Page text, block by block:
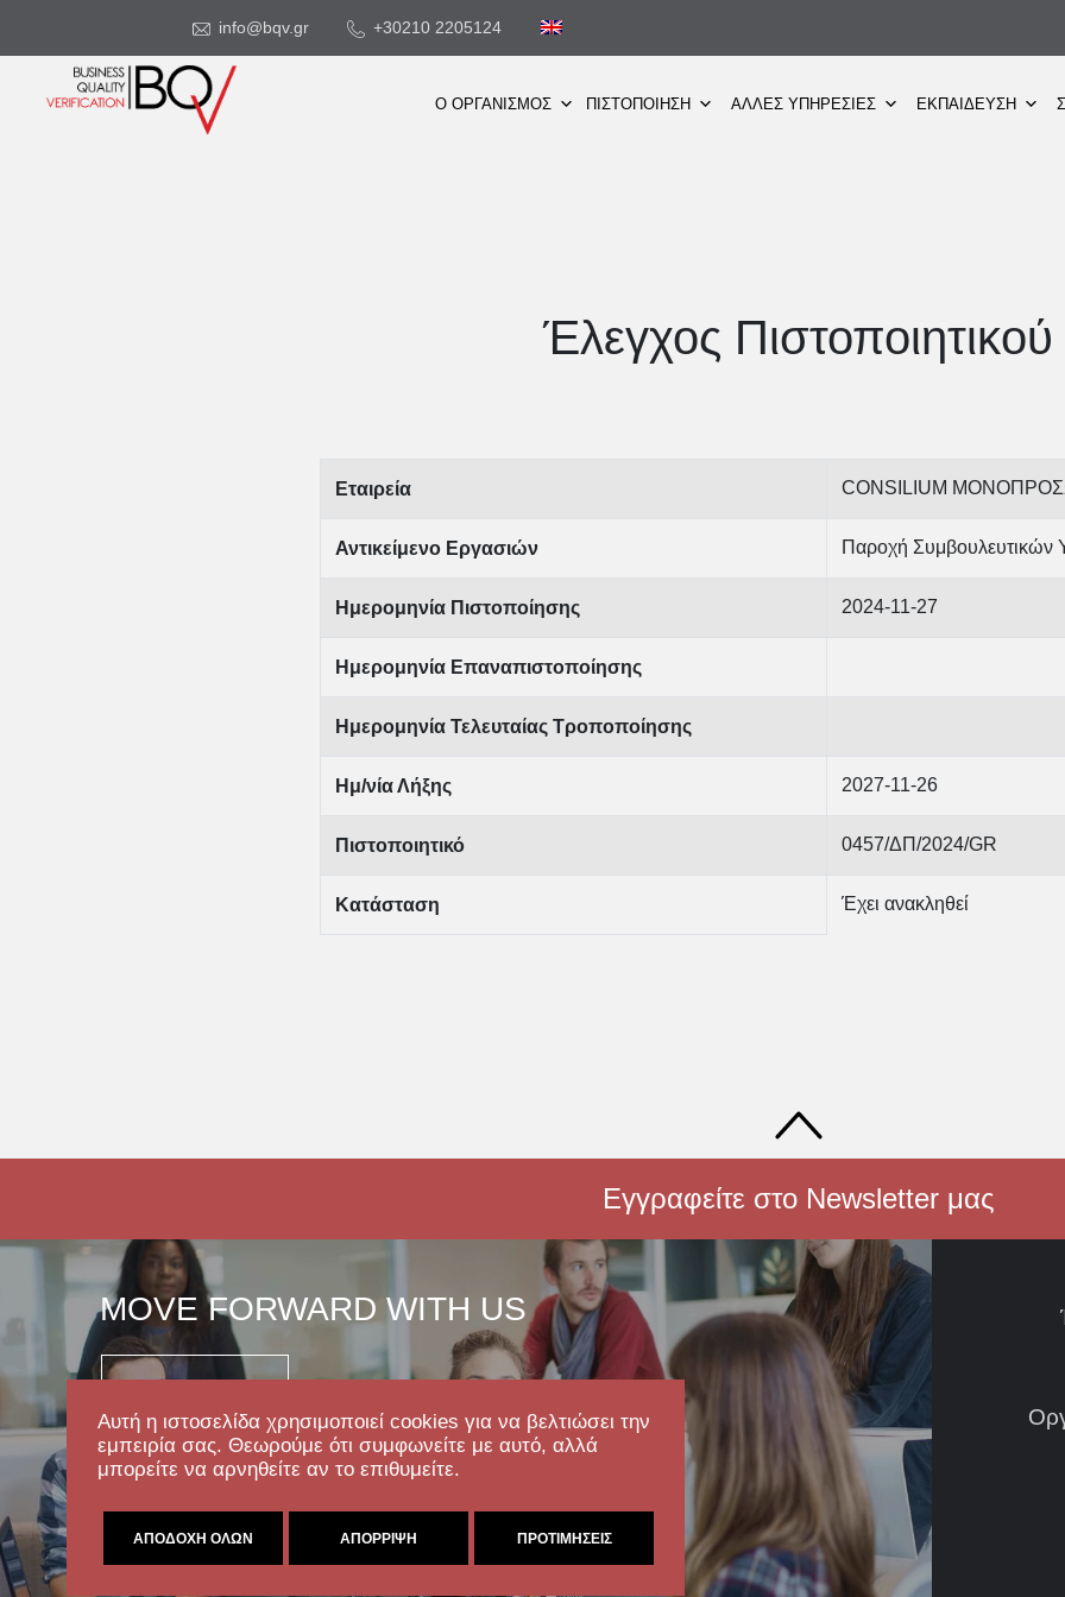
Αυτή η ιστοσελίδα χρησιμοποιεί cookies για να βελτιώσει την
εμπειρία σας. Θεωρούμε ότι συμφωνείτε με αυτό, αλλά
μπορείτε να αρνηθείτε αν το επιθυμείτε.
ΑΠΟΔΟΧΉ ΌΛΩΝ ΑΠΌΡΡΙΨΗ ΠΡΟΤΙΜΉΣΕΙΣ
info@bqv.gr +30210 2205124
Ο ΟΡΓΑΝΙΣΜΟΣ ΠΙΣΤΟΠΟΙΗΣΗ ΑΛΛΕΣ ΥΠΗΡΕΣΙΕΣ ΕΚΠΑΙΔΕΥΣΗ
Έλεγχος Πιστοποιητικού
Εταιρεία CONSILIUM
Αντικείμενο Εργασιών Παροχή Συμβουλευτικών
Ημερομηνία Πιστοποίησης 2024-11-27
Ημερομηνία Επαναπιστοποίησης
Ημερομηνία Τελευταίας Τροποποίησης
Ημ/νία Λήξης 2027-11-26
Πιστοποιητικό 0457/ΔΠ/2024/GR
Κατάσταση Έχει ανακληθεί
Εγγραφείτε στο Newsletter μας
MOVE FORWARD WITH US